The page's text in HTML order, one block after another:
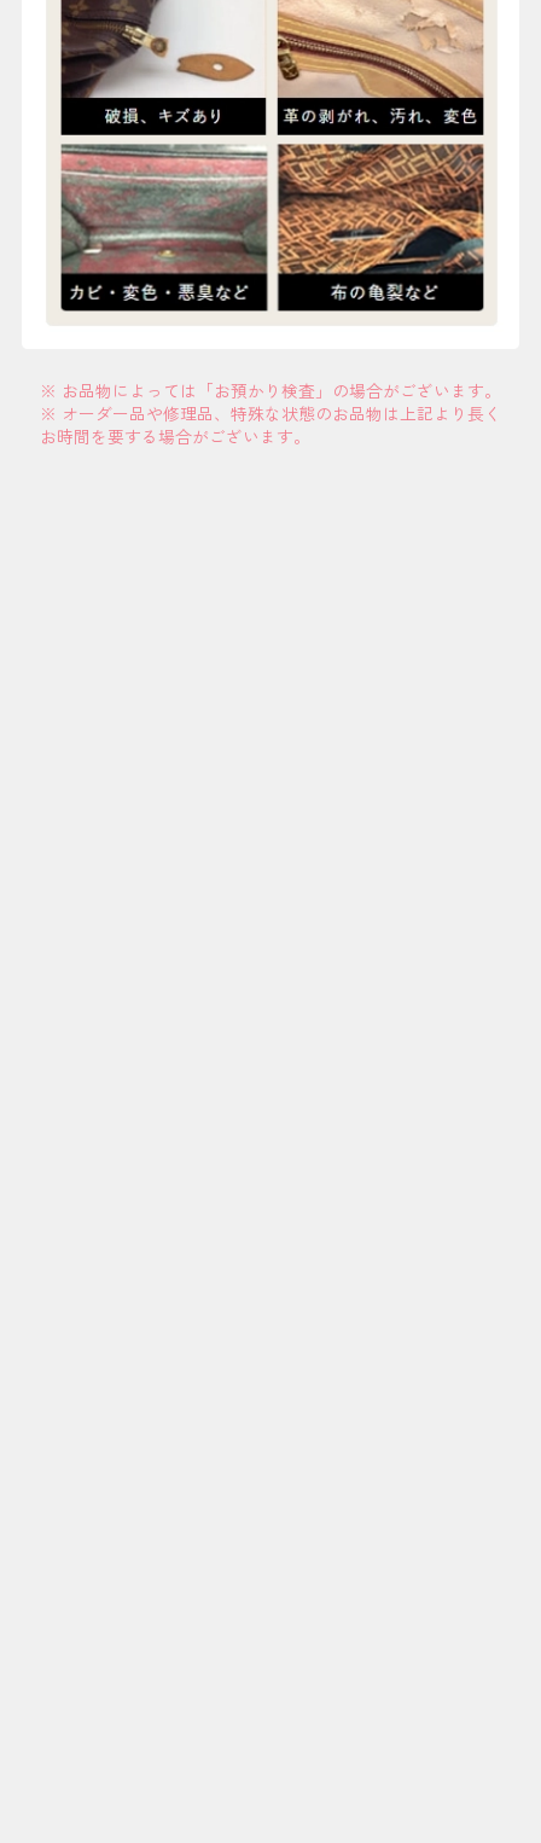
※ お品物によっては「お預かり検査」の場合がございます。
※ オーダー品や修理品、特殊な状態のお品物は上記より長く
お時間を要する場合がございます。